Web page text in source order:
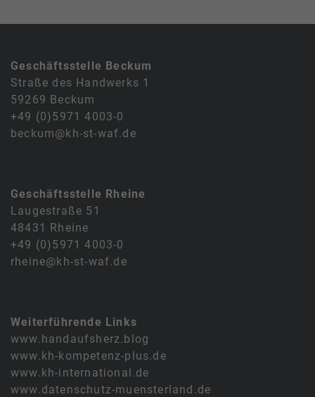
Geschäftsstelle Beckum
Straße des Handwerks 1
59269 Beckum
+49 (0)5971 4003-0
beckum@kh-st-waf.de
Geschäftsstelle Rheine
Laugestraße 51
48431 Rheine
+49 (0)5971 4003-0
rheine@kh-st-waf.de
Weiterführende Links
www.handaufsherz.blog
www.kh-kompetenz-plus.de
www.kh-international.de
www.datenschutz-muensterland.de